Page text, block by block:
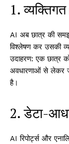
1. व्यक्तिगत
AI अब छात्र की
विश्लेषण कर उसकी
उदाहरण: एक छात्र
अवधारणाओं से लेकर
है।
2. डेटा-
AI रिपोर्ट्स और